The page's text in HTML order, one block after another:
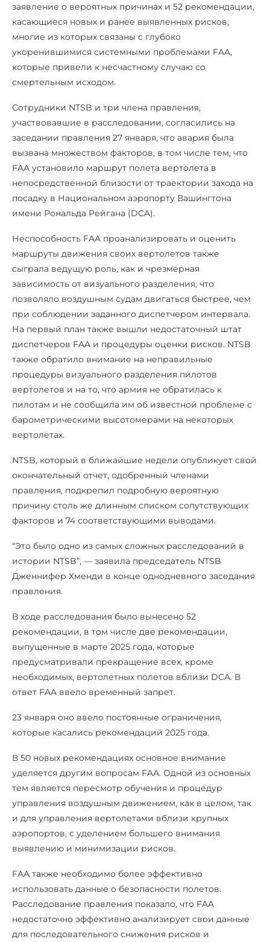
заявление о вероятных причинах и 52 рекомендации,
касающиеся новых и ранее выявленных рисков,
многие из которых связаны с глубоко
укоренившимися системными проблемами FAA,
которые привели к несчастному случаю со
смертельным исходом.
Сотрудники NTSB и три члена правления,
участвовавшие в расследовании, согласились на
заседании правления 27 января, что авария была
вызвана множеством факторов, в том числе тем, что
FAA установило маршрут полета вертолета в
непосредственной близости от траектории захода на
посадку в Национальном аэропорту Вашингтона
имени Рональда Рейгана (DCA).
Неспособность FAA проанализировать и оценить
маршруты движения своих вертолетов также
сыграла ведущую роль, как и чрезмерная
зависимость от визуального разделения, что
позволяло воздушным судам двигаться быстрее, чем
при соблюдении заданного диспетчером интервала.
На первый план также вышли недостаточный штат
диспетчеров FAA и процедуры оценки рисков. NTSB
также обратило внимание на неправильные
процедуры визуального разделения пилотов
вертолетов и на то, что армия не обратилась к
пилотам и не сообщила им об известной проблеме с
барометрическими высотомерами на некоторых
вертолетах.
NTSB, который в ближайшие недели опубликует свой
окончательный отчет, одобренный членами
правления, подкрепил подробную вероятную
причину столь же длинным списком сопутствующих
факторов и 74 соответствующими выводами.
“Это было одно из самых сложных расследований в
истории NTSB”, — заявила председатель NTSB
Дженнифер Хменди в конце однодневного заседания
правления.
В ходе расследования было вынесено 52
рекомендации, в том числе две рекомендации,
выпущенные в марте 2025 года, которые
предусматривали прекращение всех, кроме
необходимых, вертолетных полетов вблизи DCA. В
ответ FAA ввело временный запрет.
23 января оно ввело постоянные ограничения,
которые касались рекомендаций 2025 года.
В 50 новых рекомендациях основное внимание
уделяется другим вопросам FAA. Одной из основных
тем является пересмотр обучения и процедур
управления воздушным движением, как в целом, так
и для управления вертолетами вблизи крупных
аэропортов, с уделением большего внимания
выявлению и минимизации рисков.
FAA также необходимо более эффективно
использовать данные о безопасности полетов.
Расследование правления показало, что FAA
недостаточно эффективно анализирует свои данные
для последовательного снижения рисков и